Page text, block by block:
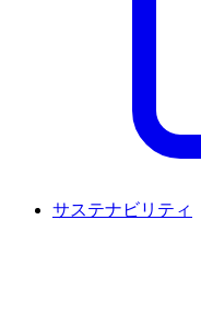
サステナビリティ